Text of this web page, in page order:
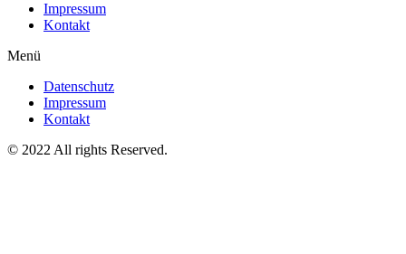
Impressum
Kontakt
Menü
Datenschutz
Impressum
Kontakt
© 2022 All rights Reserved.